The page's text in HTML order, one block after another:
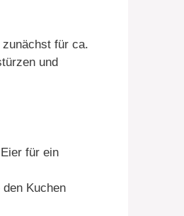
für ca.
und
für ein
Kuchen